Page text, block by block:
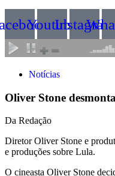
YoutubeInstagram
Notícias
Oliver Stone
Da Redação
Diretor Oliver Stone e
e produções sobre Lula.
O cineasta Oliver Stone